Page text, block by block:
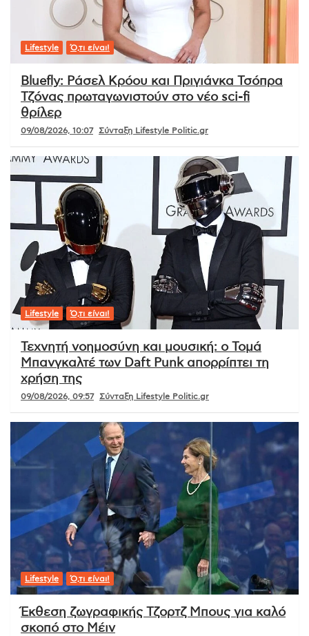
Lifestyle Ό,τι είναι!
Bluefly: Ράσελ Κρόου και Πριγιάνκα Τσόπρα
Τζόνας πρωταγωνιστούν στο νέο sci-fi
θρίλερ
09/08/2026, 10:07 Σύνταξη Lifestyle Politic.gr
Lifestyle Ό,τι είναι!
Τεχνητή νοημοσύνη και μουσική: ο Τομά
Μπανγκαλτέ των Daft Punk απορρίπτει τη
χρήση της
09/08/2026, 09:57 Σύνταξη Lifestyle Politic.gr
Lifestyle Ό,τι είναι!
Έκθεση ζωγραφικής Τζορτζ Μπους για καλό
σκοπό στο Μέιν